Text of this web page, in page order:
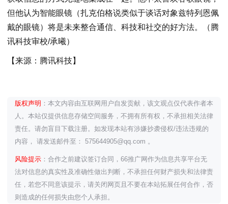
但他认为智能眼镜（扎克伯格说类似于谈话对象兹特列恩佩
戴的眼镜）将是未来整合通信、科技和社交的好方法。（腾
讯科技审校/承曦）
【来源：腾讯科技】
版权声明 ：本文内容由互联网用户自发贡献，该文观点仅代表作者本
人。本站仅提供信息存储空间服务，不拥有所有权，不承担相关法律
责任。请勿盲目下载注册。如发现本站有涉嫌抄袭侵权/违法违规的
内容， 请发送邮件至： 575644905@qq.com 。
风险提示 ：合作之前建议签订合同，66推广网作为信息共享平台无
法对信息的真实性及准确性做出判断，不承担任何财产损失和法律责
任，若您不同意该提示，请关闭网页且不要在本站拓展任何合作，否
则造成的任何损失由您个人承担。